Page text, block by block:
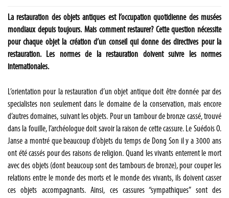
La restauration des objets antiques est l’occupation quotidienne des musées
mondiaux depuis toujours. Mais comment restaurer? Cette question nécessite
pour chaque objet la création d’un conseil qui donne des directives pour la
restauration. Les normes de la restauration doivent suivre les normes
internationales.
L’orientation pour la restauration d’un objet antique doit être donnée par des
specialistes non seulement dans le domaine de la conservation, mais encore
d’autres domaines, suivant les objets. Pour un tambour de bronze cassé, trouvé
dans la fouille, l’archéologue doit savoir la raison de cette cassure. Le Suédois O.
Janse a montré que beaucoup d’objets du temps de Dong Son il y a 3000 ans
ont été cassés pour des raisons de religion. Quand les vivants enterrent le mort
avec des objets (dont beaucoup sont des tambours de bronze), pour couper les
relations entre le monde des morts et le monde des vivants, ils doivent casser
ces objets accompagnants. Ainsi, ces cassures “sympathiques” sont des